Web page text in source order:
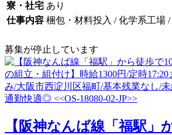
寮・社宅 あり
仕事内容 梱包・材料投入 / 化学系工場 /
募集が停止しています
【阪神なんば線「福駅」